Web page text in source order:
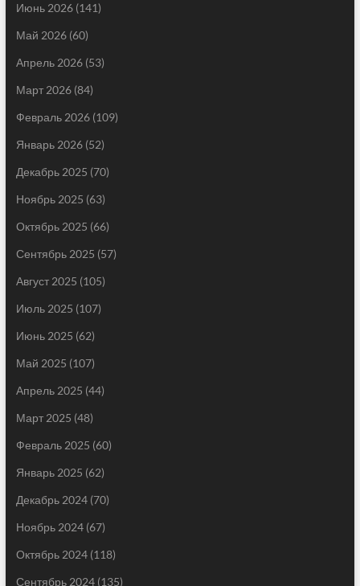
Июнь 2026(141)
Май 2026(60)
Апрель 2026(53)
Март 2026(84)
Февраль 2026(109)
Январь 2026(52)
Декабрь 2025 (70)
Ноябрь 2025 (63)
Октябрь 2025 (66)
Сентябрь 2025 (57)
Август 2025 (105)
Июль 2025 (107)
Июнь 2025 (62)
Май 2025 (107)
Апрель 2025 (44)
Март 2025 (48)
Февраль 2025 (60)
Январь 2025 (62)
Декабрь 2024(70)
Ноябрь 2024(67)
Октябрь 2024(118)
Сентябрь 2024(135)